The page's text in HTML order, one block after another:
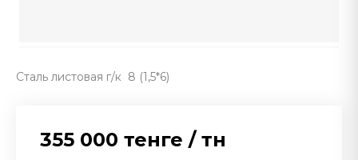
Сталь листовая г/к 8 (1,5*6)
355 000 тенге / тн